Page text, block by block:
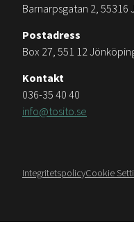
Barnarpsgatan 2, 55316
Postadress
Box 27, 551 12
Kontakt
036-35 40 40
info@tosito.se
IntegritetspolicyCookie